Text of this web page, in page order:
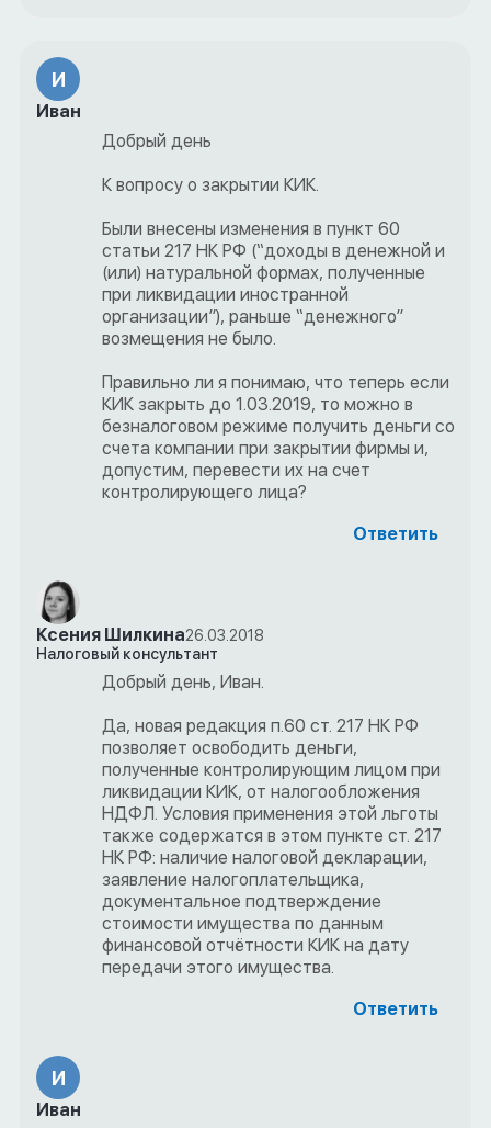
И
Иван
Добрый день
К вопросу о закрытии КИК.
Были внесены изменения в пункт 60
статьи 217 НК РФ (“доходы в денежной и
(или) натуральной формах, полученные
при ликвидации иностранной
организации”), раньше “денежного”
возмещения не было.
Правильно ли я понимаю, что теперь если
КИК закрыть до 1.03.2019, то можно в
безналоговом режиме получить деньги со
счета компании при закрытии фирмы и,
допустим, перевести их на счет
контролирующего лица?
Ответить
Ксения Шилкина26.03.2018
Налоговый консультант
Добрый день, Иван.
Да, новая редакция п.60 ст. 217 НК РФ
позволяет освободить деньги,
полученные контролирующим лицом при
ликвидации КИК, от налогообложения
НДФЛ. Условия применения этой льготы
также содержатся в этом пункте ст. 217
НК РФ: наличие налоговой декларации,
заявление налогоплательщика,
документальное подтверждение
стоимости имущества по данным
финансовой отчётности КИК на дату
передачи этого имущества.
Ответить
И
Иван